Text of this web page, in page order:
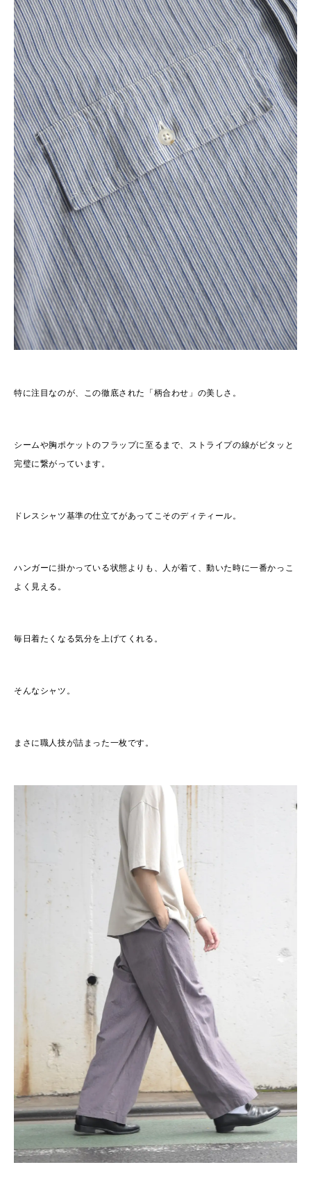
特に注目なのが、この徹底された「柄合わせ」の美しさ。
シームや胸ポケットのフラップに至るまで、ストライプの線がピタッと
完璧に繋がっています。
ドレスシャツ基準の仕立てがあってこそのディティール。
ハンガーに掛かっている状態よりも、人が着て、動いた時に一番かっこ
よく見える。
毎日着たくなる気分を上げてくれる。
そんなシャツ。
まさに職人技が詰まった一枚です。